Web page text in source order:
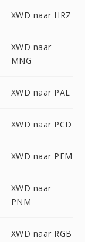
XWD naar HRZ
XWD naar
MNG
XWD naar PAL
XWD naar PCD
XWD naar PFM
XWD naar
PNM
XWD naar RGB